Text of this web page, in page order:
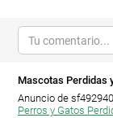
Mascotas Perdidas
Anuncio de
Perros y Gatos